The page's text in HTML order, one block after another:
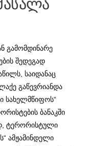
გამომდინარე
შედეგად
საიდანაც
გაწევრიანდა
სახელმწიფოს“
ბანაკში
ტერორისტული
ამჟამინდელი